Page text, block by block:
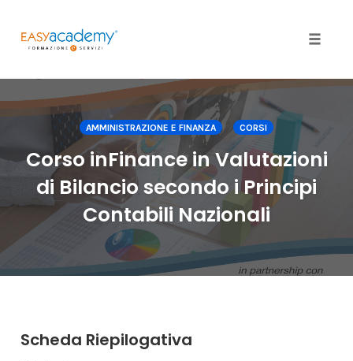
AMMINISTRAZIONE E FINANZA CORSI
Corso inFinance in Valutazioni
di Bilancio secondo i Principi
Contabili Nazionali
Scheda Riepilogativa